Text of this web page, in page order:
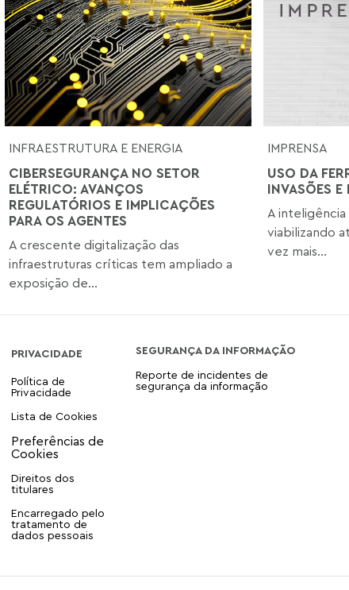
INFRAESTRUTURA E ENERGIA
CIBERSEGURANÇA NO SETOR
ELÉTRICO: AVANÇOS
REGULATÓRIOS E IMPLICAÇÕES
PARA OS AGENTES
A crescente digitalização das
infraestruturas críticas tem ampliado a
exposição de...
IMPRENSA
USO DA
INVASÕES E
A
viabilizando
vez mais...
PRIVACIDADE
Política de
Privacidade
Lista de Cookies
Direitos dos
titulares
Encarregado pelo
tratamento de
dados pessoais
SEGURANÇA DA INFORMAÇÃO
Reporte de incidentes de
segurança da informação